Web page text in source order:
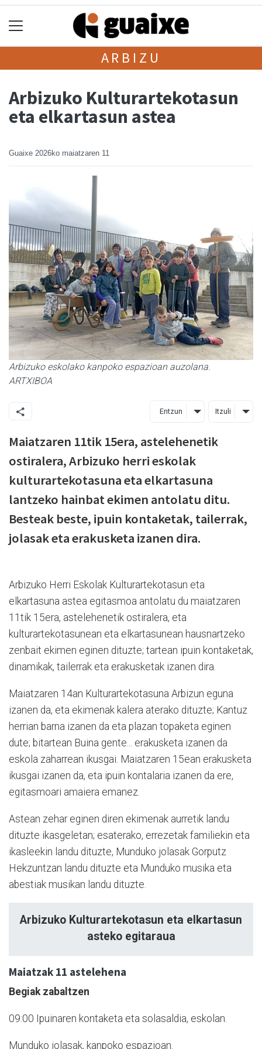
ARBIZU
Arbizuko Kulturartekotasun
eta elkartasun astea
Guaixe 2026ko maiatzaren 11
Arbizuko eskolako kanpoko espazioan auzolana.
ARTXIBOA
Entzun Itzuli
Maiatzaren 11tik 15era, astelehenetik
ostiralera, Arbizuko herri eskolak
kulturartekotasuna eta elkartasuna
lantzeko hainbat ekimen antolatu ditu.
Besteak beste, ipuin kontaketak, tailerrak,
jolasak eta erakusketa izanen dira.
Arbizuko Herri Eskolak Kulturartekotasun eta
elkartasuna astea egitasmoa antolatu du maiatzaren
11tik 15era, astelehenetik ostiralera, eta
kulturartekotasunean eta elkartasunean hausnartzeko
zenbait ekimen eginen dituzte; tartean ipuin kontaketak,
dinamikak, tailerrak eta erakusketak izanen dira.
Maiatzaren 14an Kulturartekotasuna Arbizun eguna
izanen da, eta ekimenak kalera aterako dituzte; Kantuz
herrian barna izanen da eta plazan topaketa eginen
dute; bitartean Buina gente... erakusketa izanen da
eskola zaharrean ikusgai. Maiatzaren 15ean erakusketa
ikusgai izanen da, eta ipuin kontalaria izanen da ere,
egitasmoari amaiera emanez.
Astean zehar eginen diren ekimenak aurretik landu
dituzte ikasgeletan; esaterako, errezetak familiekin eta
ikasleekin landu dituzte, Munduko jolasak Gorputz
Hekzuntzan landu dituzte eta Munduko musika eta
abestiak musikan landu dituzte.
Arbizuko Kulturartekotasun eta elkartasun
asteko egitaraua
Maiatzak 11 astelehena
Begiak zabaltzen
09:00 Ipuinaren kontaketa eta solasaldia, eskolan.
Munduko jolasak, kanpoko espazioan.